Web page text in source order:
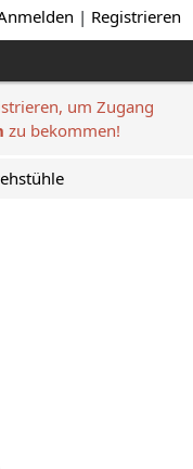
| Registrieren
um Zugang
zu bekommen!